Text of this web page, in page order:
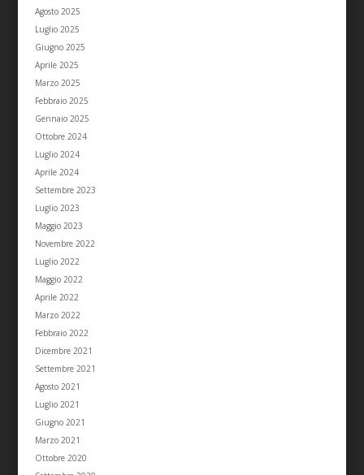
Agosto 2025
Luglio 2025
Giugno 2025
Aprile 2025
Marzo 2025
Febbraio 2025
Gennaio 2025
Ottobre 2024
Luglio 2024
Aprile 2024
Settembre 2023
Luglio 2023
Maggio 2023
Novembre 2022
Luglio 2022
Maggio 2022
Aprile 2022
Marzo 2022
Febbraio 2022
Dicembre 2021
Settembre 2021
Agosto 2021
Luglio 2021
Giugno 2021
Marzo 2021
Ottobre 2020